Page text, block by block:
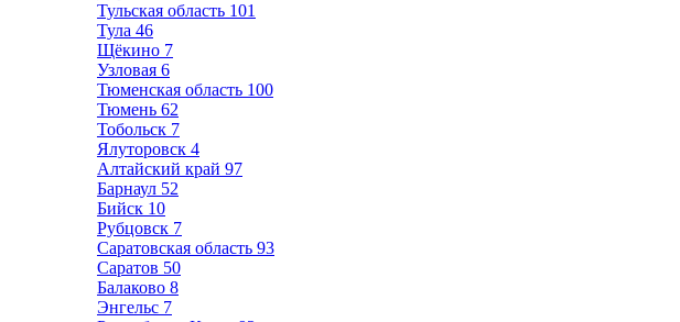
Тульская область 101
Тула 46
Щёкино 7
Узловая 6
Тюменская область 100
Тюмень 62
Тобольск 7
Ялуторовск 4
Алтайский край 97
Барнаул 52
Бийск 10
Рубцовск 7
Саратовская область 93
Саратов 50
Балаково 8
Энгельс 7